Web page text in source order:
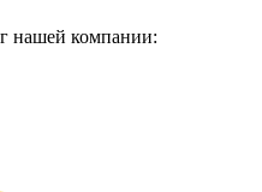
нашей компании: